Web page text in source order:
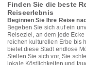
Finden Sie die beste
Reiseerlebnis
Beginnen Sie Ihre Reise
Begeben Sie sich auf ein
Reiseziel, an dem jede
reichen kulturellen Erbe bis
bietet diese Stadt endlose
Stellen Sie sich vor, Sie
lokale Köstlichkeiten und